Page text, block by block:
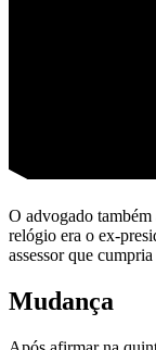
O advogado
relógio era o ex-
assessor que
Mudança